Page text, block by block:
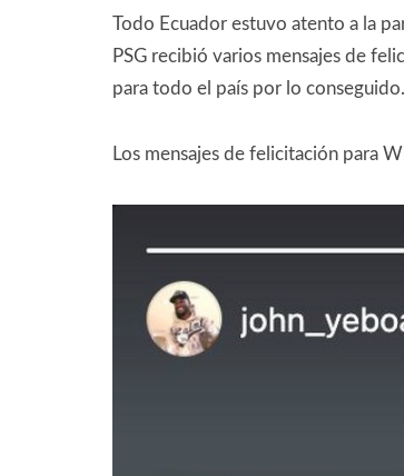
Todo Ecuador estuvo atento a la
PSG recibió varios mensajes de
para todo el país por lo conseguido.
Los mensajes de felicitación para